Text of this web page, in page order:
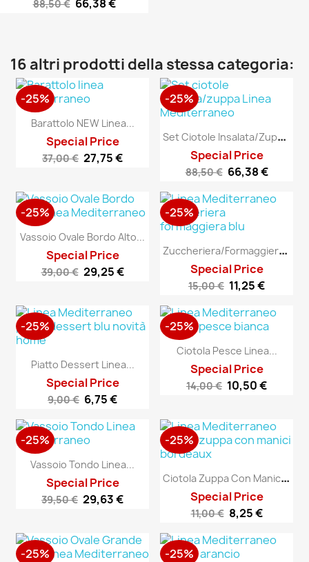
88,50 € 66,38 €
16 altri prodotti della stessa categoria:
Barattolo NEW Linea...
Special Price
37,00 € 27,75 €
-25%
S
Et Ciotole Insalata/zuppa...
Special Price
88,50 € 66,38 €
-25%
Vassoio Ovale Bordo Alto...
Special Price
39,00 € 29,25 €
-25%
Z
Uccheriera/Formaggiera...
Special Price
15,00 € 11,25 €
-25%
Piatto Dessert Linea...
Special Price
9,00 € 6,75 €
-25%
Ciotola Pesce Linea...
Special Price
14,00 € 10,50 €
-25%
Vassoio Tondo Linea...
Special Price
39,50 € 29,63 €
-25%
C
Iotola Zuppa Con Manici...
Special Price
11,00 € 8,25 €
-25%
-25% -25%